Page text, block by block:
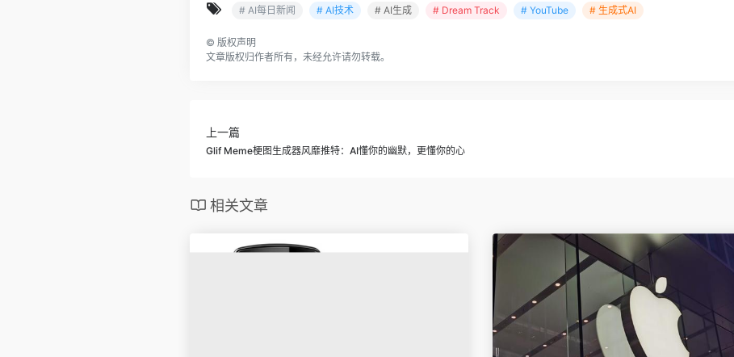
# AI每日新闻 # AI技术 # AI生成 # Dream Track # YouTube # 生成式AI
© 版权声明
文章版权归作者所有，未经允许请勿转载。
上一篇
Glif Meme梗图生成器风靡推特：AI懂你的幽默，更懂你的心
相关文章